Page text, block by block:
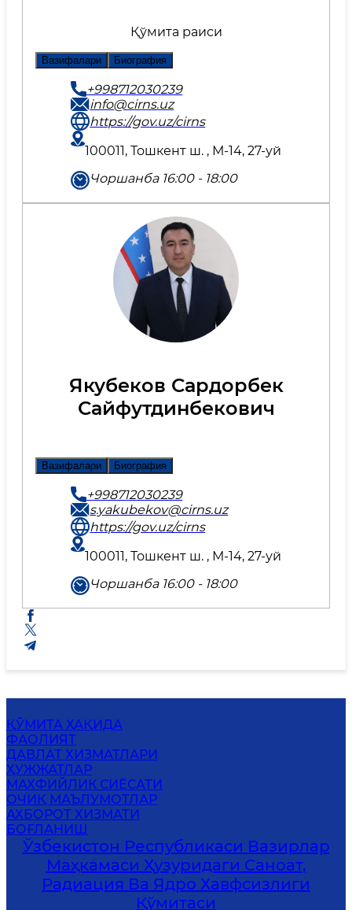
Қўмита раиси
Вазифалари Биография
+998712030239
info@cirns.uz
https://gov.uz/cirns
100011, Тошкент ш. , М-14, 27-уй
Чоршанба 16:00 - 18:00
Якубеков Сардорбек
Сайфутдинбекович
Вазифалари Биография
+998712030239
s.yakubekov@cirns.uz
https://gov.uz/cirns
100011, Тошкент ш. , М-14, 27-уй
Чоршанба 16:00 - 18:00
ҚЎМИТА ҲАҚИДА
ФАОЛИЯТ
ДАВЛАТ ХИЗМАТЛАРИ
ҲУЖЖАТЛАР
МАХФИЙЛИК СИЁСАТИ
ОЧИҚ МАЪЛУМОТЛАР
АХБОРОТ ХИЗМАТИ
БОҒЛАНИШ
Ўзбекистон Республикаси Вазирлар
Маҳкамаси Ҳузуридаги Саноат,
Радиация Ва Ядро Хавфсизлиги
Қўмитаси